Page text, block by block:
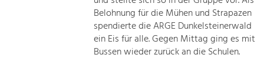
Belohnung für die Mühen und Strapazen
spendierte die ARGE Dunkelsteinerwald
ein Eis für alle. Gegen Mittag ging es mit
Bussen wieder zurück an die Schulen.